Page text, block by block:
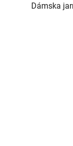
Dámska